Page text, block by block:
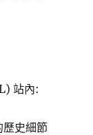
站內:
史細節